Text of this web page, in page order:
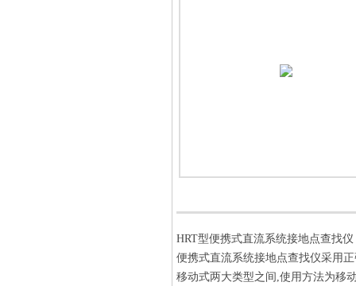
HRT型便携式直流系统接地点查找仪
便携式直流系统接地点查找仪采用
移动式两大类型之间,使用方法为移